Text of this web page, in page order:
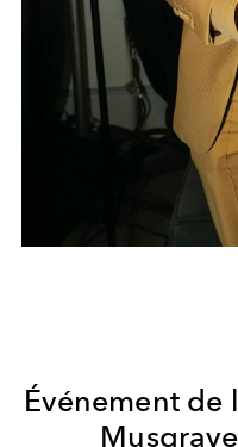
Événement de